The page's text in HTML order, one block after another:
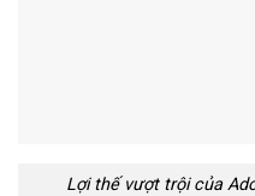
Lợi thế vượt trội của